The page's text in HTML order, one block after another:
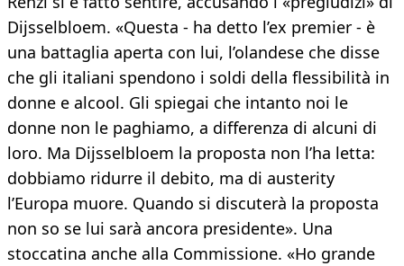
Dijsselbloem. «Questa - ha detto l’ex premier - è
una battaglia aperta con lui, l’olandese che disse
che gli italiani spendono i soldi della flessibilità in
donne e alcool. Gli spiegai che intanto noi le
donne non le paghiamo, a differenza di alcuni di
loro. Ma Dijsselbloem la proposta non l’ha letta:
dobbiamo ridurre il debito, ma di austerity
l’Europa muore. Quando si discuterà la proposta
non so se lui sarà ancora presidente». Una
stoccatina anche alla Commissione. «Ho grande